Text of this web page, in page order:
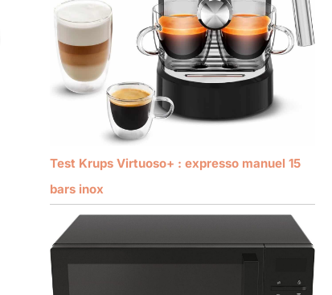
Test Krups Virtuoso+ : expresso manuel 15
bars inox